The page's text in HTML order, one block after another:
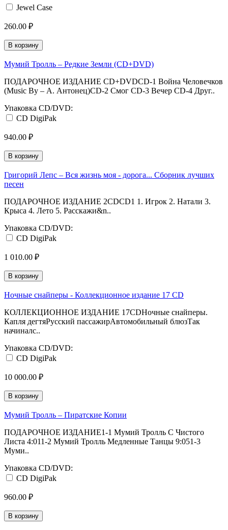
Jewel Case
260.00 ₽
В корзину
Мумий Тролль ‎– Редкие Земли (CD+DVD)
ПОДАРОЧНОЕ ИЗДАНИЕ CD+DVDCD-1 Война Человечков
(Music By – А. Антонец)CD-2 Смог CD-3 Вечер CD-4 Друг..
Упаковка CD/DVD:
CD DigiPak
940.00 ₽
В корзину
Григорий Лепс ‎– Вся жизнь моя - дорога... Сборник лучших
песен
ПОДАРОЧНОЕ ИЗДАНИЕ 2CDCD1 1. Игрок 2. Натали 3.
Крыса 4. Лето 5. Расскажи&n..
Упаковка CD/DVD:
CD DigiPak
1 010.00 ₽
В корзину
Ночные снайперы - Коллекционное издание 17 CD
КОЛЛЕКЦИОННОЕ ИЗДАНИЕ 17CDНочные снайперы.
Капля дегтяРусский пассажирАвтомобильный блюзТак
начиналс..
Упаковка CD/DVD:
CD DigiPak
10 000.00 ₽
В корзину
Мумий Тролль ‎– Пиратские Копии
ПОДАРОЧНОЕ ИЗДАНИЕ1-1 Мумий Тролль С Чистого
Листа 4:011-2 Мумий Тролль Медленные Танцы 9:051-3
Муми..
Упаковка CD/DVD:
CD DigiPak
960.00 ₽
В корзину